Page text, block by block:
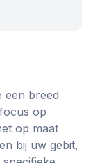
een breed
op
op maat
bij uw gebit,